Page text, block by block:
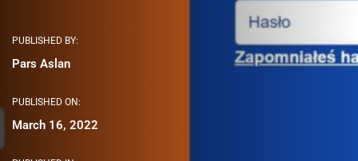
PUBLISHED BY:
Pars Aslan
PUBLISHED ON:
March 16, 2022